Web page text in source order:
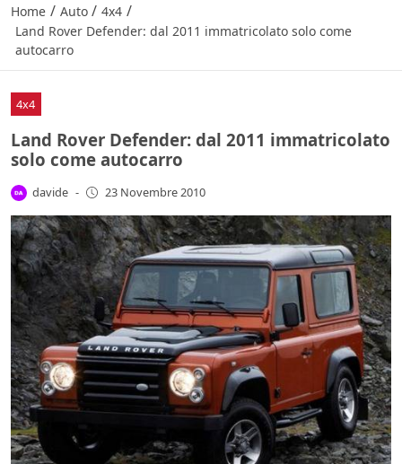
Home / Auto / 4x4 /
Land Rover Defender: dal 2011 immatricolato solo come
autocarro
4x4
Land Rover Defender: dal 2011 immatricolato
solo come autocarro
davide - 23 Novembre 2010